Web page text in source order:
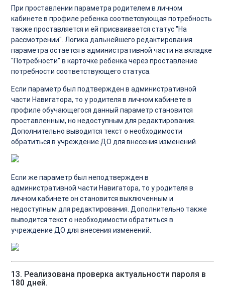
При проставлении параметра родителем в личном
кабинете в профиле ребенка соответсвующая потребность
также проставляется и ей присваивается статус "На
рассмотрении". Логика дальнейшего редактирования
параметра остается в административной части на вкладке
"Потребности" в карточке ребенка через проставление
потребности соответствующего статуса.
Если параметр был подтвержден в административной
части Навигатора, то у родителя в личном кабинете в
профиле обучающегося данный параметр становится
проставленным, но недоступным для редактирования.
Дополнительно выводится текст о необходимости
обратиться в учреждение ДО для внесения изменений.
Если же параметр был неподтвержден в
административной части Навигатора, то у родителя в
личном кабинете он становится выключенным и
недоступным для редактирования. Дополнительно также
выводится текст о необходимости обратиться в
учреждение ДО для внесения изменений.
13. Реализована проверка актуальности пароля в
180 дней.